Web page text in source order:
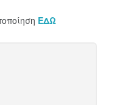
ΕΔΩ